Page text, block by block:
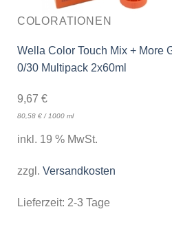
COLORATIONEN
Wella Color Touch Mix + More
0/30 Multipack 2x60ml
9,67 €
80,58 €/1000 ml
inkl. 19 % MwSt.
zzgl. Versandkosten
Lieferzeit: 2-3 Tage